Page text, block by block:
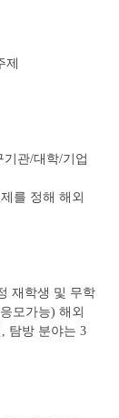
제
관/대학/기업
를 정해 해외
재학생 및 무학
모가능) 해외
탐방 분야는 3